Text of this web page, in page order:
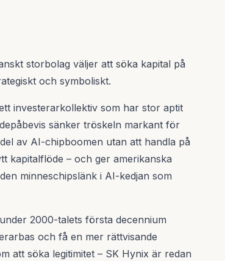
storbolag väljer att söka kapital på
och symboliskt.
investerarkollektiv som har stor aptit
sänker tröskeln markant för
av AI-chipboomen utan att handla på
kapitalflöde – och ger amerikanska
minneschipslänk i AI-kedjan som
2000-talets första decennium
och få en mer rättvisande
att söka legitimitet – SK Hynix är redan